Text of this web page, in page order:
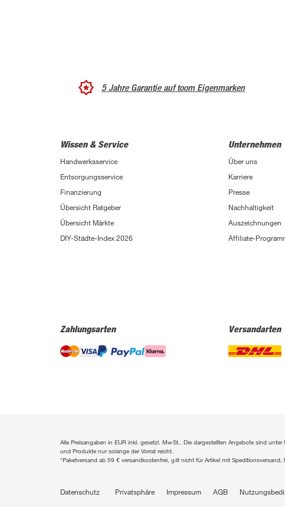
5 Jahre Garantie auf toom Eigenmarken
Wissen & Service
Handwerksservice
Entsorgungsservice
Finanzierung
Übersicht Ratgeber
Übersicht Märkte
DIY-Städte-Index 2026
Unternehmen
Über uns
Karriere
Presse
Nachhaltigkeit
Auszeichnungen
Affiliate-
Zahlungsarten Versandarten
Alle Preisangaben in EUR inkl. gesetzl. MwSt.. Die dargestellten Angebote sind
und Produkte nur solange der Vorrat reicht.
*Paketversand ab 59 € versandkostenfrei, gilt nicht für Artikel mit Speditionsversand,
Datenschutz Privatsphäre Impressum AGB